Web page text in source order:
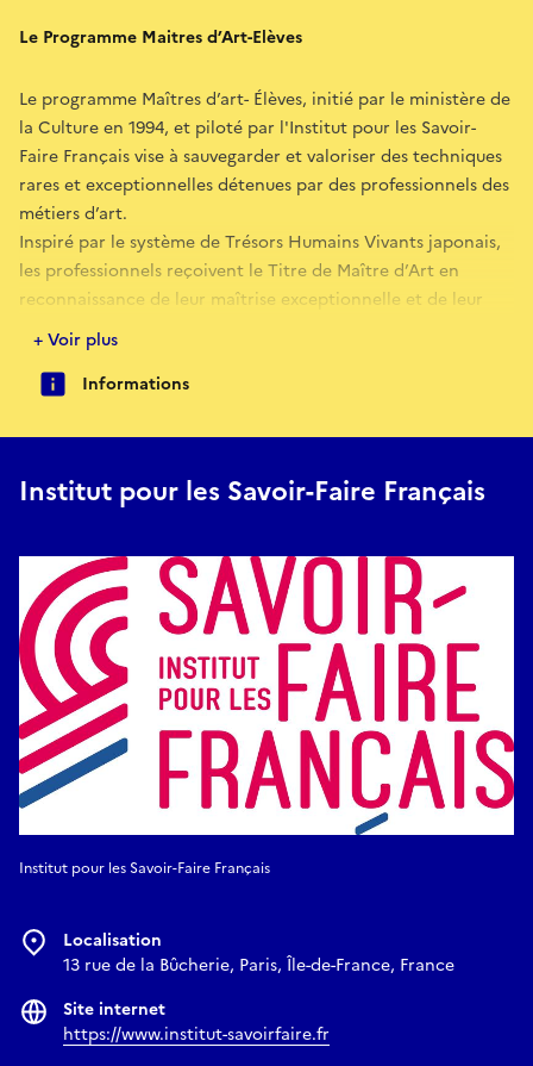
Le Programme Maitres d’Art-Elèves
Le programme Maîtres d’art- Élèves, initié par le ministère de
la Culture en 1994, et piloté par l'Institut pour les Savoir-
Faire Français vise à sauvegarder et valoriser des techniques
rares et exceptionnelles détenues par des professionnels des
métiers d’art.
Inspiré par le système de Trésors Humains Vivants japonais,
les professionnels reçoivent le Titre de Maître d’Art en
reconnaissance de leur maîtrise exceptionnelle et de leur
engagement dans la transmission auprès d’un autre
professionnel.
En 2024, dans le cadre de la commande publique, trois
photographes maîtrisant des procédés, des techniques et
L’ensemble des trois commandes photographiques avait
pour ambition de représenter la transmission des savoir-faire
des binômes Maîtres d’art-Élèves, et ce afin de constituer un
fonds photographique célébrant les 30 ans du programme.
Les binômes Maîtres d’art – Élèves ont été identifiés, en
dialogue avec les photographes lauréats, par l’Institut pour
les Savoir-Faire Français et le Bureau des industries créatives
de la Direction générale de la création artistique (DGCA) du
ministère de la Culture.
Les oeuvres & les photographes
gélatino-bromure d’argent sur plaque de verre viré aux sels
, rehaussés à la feuille d’or et accompagnés d’untirage
chrysotype positif sur papier
Sophie Zénonprésente15 cyanotypes grand format sur
+ Voir plus
Informations
Institut pour les Savoir-Faire Français
Institut pour les Savoir-Faire Français
Localisation
13 rue de la Bûcherie, Paris, Île-de-France, France
Site internet
https://www.institut-savoirfaire.fr